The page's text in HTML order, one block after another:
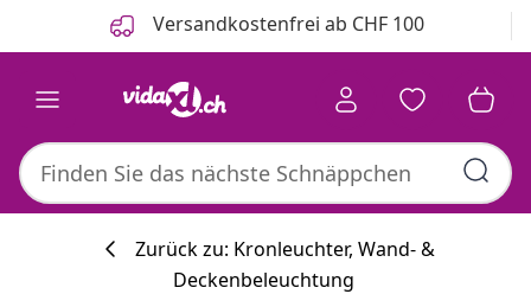
Versandkostenfrei ab CHF 100
Zurück zu: Kronleuchter, Wand- &
Deckenbeleuchtung